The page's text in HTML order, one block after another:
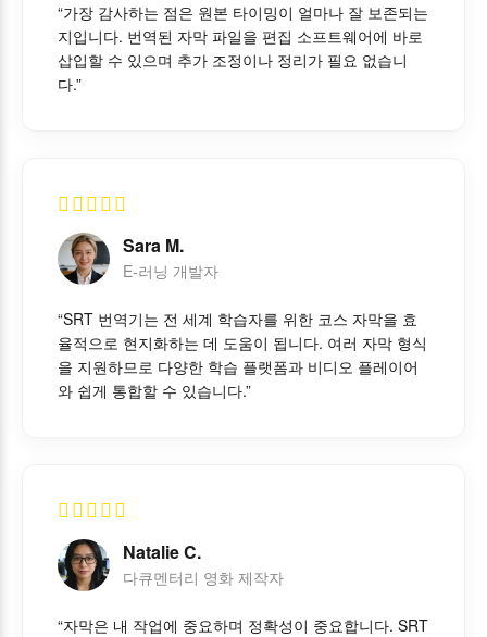
“가장 감사하는 점은 원본 타이밍이 얼마나 잘 보존되는
지입니다. 번역된 자막 파일을 편집 소프트웨어에 바로
삽입할 수 있으며 추가 조정이나 정리가 필요 없습니
다.”
Sara M.
E-러닝 개발자
“SRT 번역기는 전 세계 학습자를 위한 코스 자막을 효
율적으로 현지화하는 데 도움이 됩니다. 여러 자막 형식
을 지원하므로 다양한 학습 플랫폼과 비디오 플레이어
와 쉽게 통합할 수 있습니다.”
Natalie C.
다큐멘터리 영화 제작자
“자막은 내 작업에 중요하며 정확성이 중요합니다. SRT